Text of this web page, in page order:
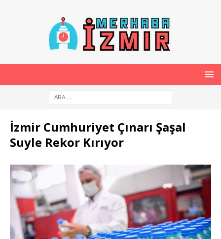
İzmir Cumhuriyet Çınarı Şaşal
Suyle Rekor Kırıyor